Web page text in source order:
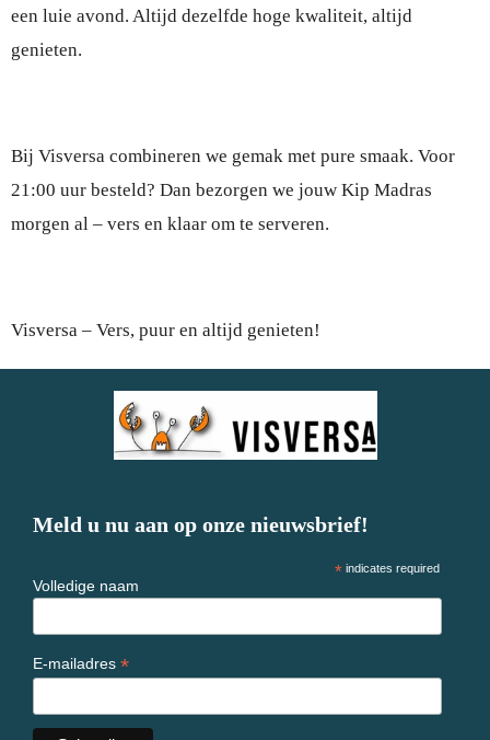
een luie avond. Altijd dezelfde hoge kwaliteit, altijd
genieten.
Bij Visversa combineren we gemak met pure smaak. Voor
21:00 uur besteld? Dan bezorgen we jouw Kip Madras
morgen al – vers en klaar om te serveren.
Visversa – Vers, puur en altijd genieten!
Meld u nu aan op onze nieuwsbrief!
* indicates required
Volledige naam
E-mailadres *